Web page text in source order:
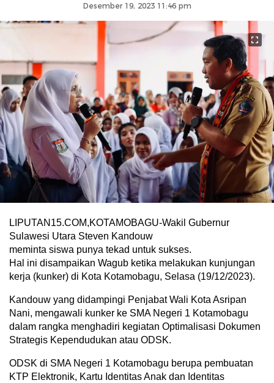
Desember 19, 2023 11:46 pm
LIPUTAN15.COM,KOTAMOBAGU-Wakil Gubernur
Sulawesi Utara Steven Kandouw
meminta siswa punya tekad untuk sukses.
Hal ini disampaikan Wagub ketika melakukan kunjungan
kerja (kunker) di Kota Kotamobagu, Selasa (19/12/2023).
Kandouw yang didampingi Penjabat Wali Kota Asripan
Nani, mengawali kunker ke SMA Negeri 1 Kotamobagu
dalam rangka menghadiri kegiatan Optimalisasi Dokumen
Strategis Kependudukan atau ODSK.
ODSK di SMA Negeri 1 Kotamobagu berupa pembuatan
KTP Elektronik, Kartu Identitas Anak dan Identitas